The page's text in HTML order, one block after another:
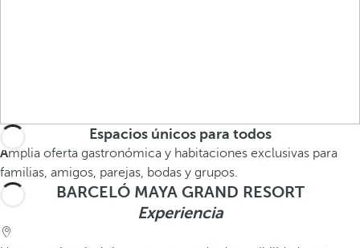
Espacios únicos para todos
Amplia oferta gastronómica y habitaciones exclusivas para
familias, amigos, parejas, bodas y grupos.
BARCELÓ MAYA GRAND RESORT
Experiencia